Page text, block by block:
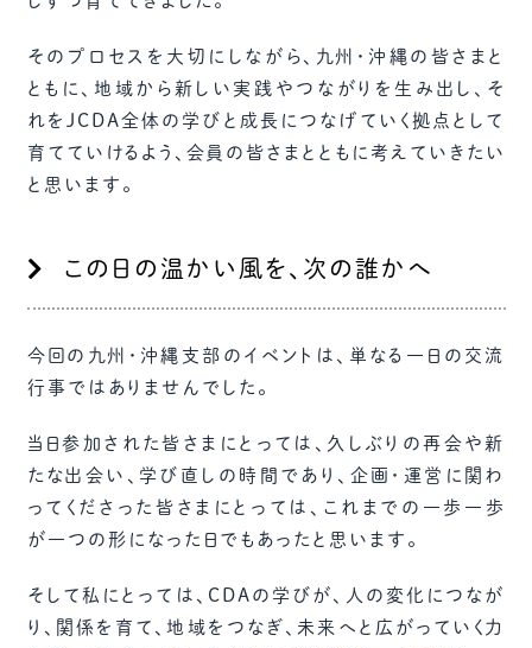
そのプロセスを大切にしながら、九州・沖縄の皆さまと
ともに、地域から新しい実践やつながりを生み出し、そ
れをJCDA全体の学びと成長につなげていく拠点として
育てていけるよう、会員の皆さまとともに考えていきたい
と思います。
この日の温かい風を、次の誰かへ
今回の九州・沖縄支部のイベントは、単なる一日の交流
行事ではありませんでした。
当日参加された皆さまにとっては、久しぶりの再会や新
たな出会い、学び直しの時間であり、企画・運営に関わ
ってくださった皆さまにとっては、これまでの一歩一歩
が一つの形になった日でもあったと思います。
そして私にとっては、CDAの学びが、人の変化につなが
り、関係を育て、地域をつなぎ、未来へと広がっていく力